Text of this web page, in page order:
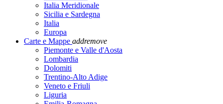
Italia Meridionale
Sicilia e Sardegna
Italia
Europa
Carte e Mappe addremove
Piemonte e Valle d'Aosta
Lombardia
Dolomiti
Trentino-Alto Adige
Veneto e Friuli
Liguria